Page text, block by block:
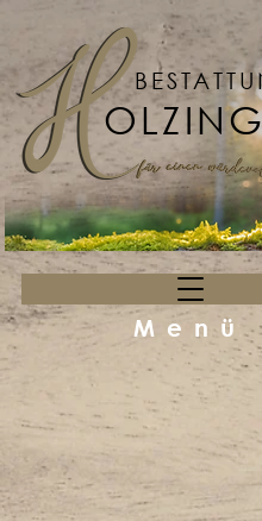
Menü